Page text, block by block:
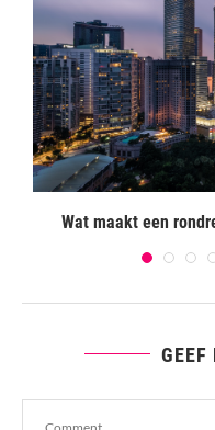
Wat maakt een
GEEF